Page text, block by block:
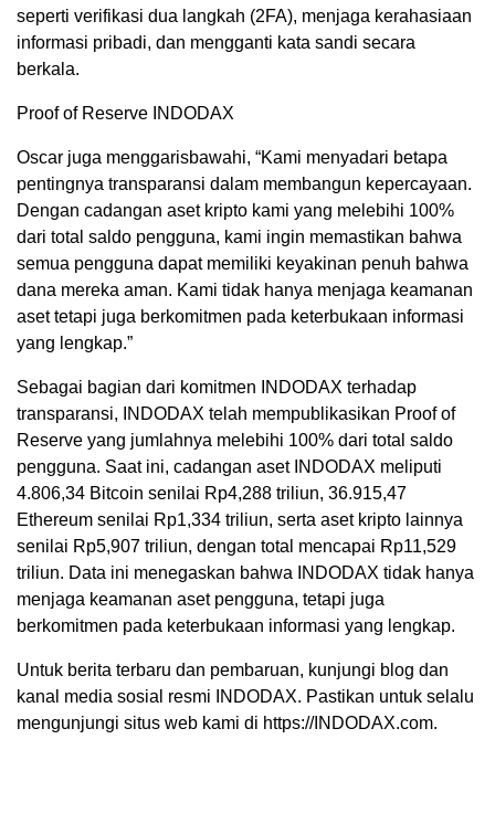
seperti verifikasi dua langkah (2FA), menjaga kerahasiaan
informasi pribadi, dan mengganti kata sandi secara
berkala.
Proof of Reserve INDODAX
Oscar juga menggarisbawahi, “Kami menyadari betapa
pentingnya transparansi dalam membangun kepercayaan.
Dengan cadangan aset kripto kami yang melebihi 100%
dari total saldo pengguna, kami ingin memastikan bahwa
semua pengguna dapat memiliki keyakinan penuh bahwa
dana mereka aman. Kami tidak hanya menjaga keamanan
aset tetapi juga berkomitmen pada keterbukaan informasi
yang lengkap.”
Sebagai bagian dari komitmen INDODAX terhadap
transparansi, INDODAX telah mempublikasikan Proof of
Reserve yang jumlahnya melebihi 100% dari total saldo
pengguna. Saat ini, cadangan aset INDODAX meliputi
4.806,34 Bitcoin senilai Rp4,288 triliun, 36.915,47
Ethereum senilai Rp1,334 triliun, serta aset kripto lainnya
senilai Rp5,907 triliun, dengan total mencapai Rp11,529
triliun. Data ini menegaskan bahwa INDODAX tidak hanya
menjaga keamanan aset pengguna, tetapi juga
berkomitmen pada keterbukaan informasi yang lengkap.
Untuk berita terbaru dan pembaruan, kunjungi blog dan
kanal media sosial resmi INDODAX. Pastikan untuk selalu
mengunjungi situs web kami di https://INDODAX.com.